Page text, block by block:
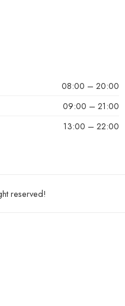
08:00 – 20:00
09:00 – 21:00
13:00 – 22:00
reserved!